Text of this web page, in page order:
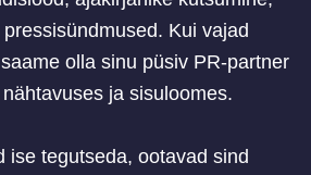
Kui vajad
olla sinu püsiv PR-partner
ja sisuloomes.
ise tegutseda, ootavad sind